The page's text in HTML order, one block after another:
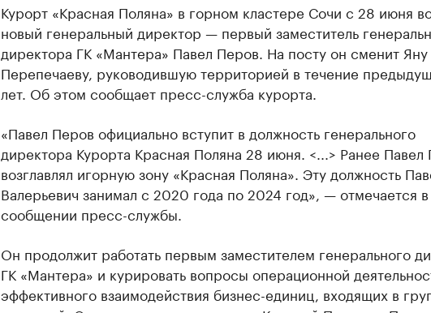
Курорт «Красная Поляна» в горном кластере Сочи с 28 июня
новый генеральный директор — первый заместитель
директора ГК «Мантера» Павел Перов. На посту он сменит Яну
Перепечаеву, руководившую территорией в течение
лет. Об этом сообщает пресс-служба курорта.
«Павел Перов официально вступит в должность генерального
директора Курорта Красная Поляна 28 июня. <...> Ранее Павел
возглавлял игорную зону «Красная Поляна». Эту должность
Валерьевич занимал с 2020 года по 2024 год», — отмечается в
сообщении пресс-службы.
Он продолжит работать первым заместителем генерального
ГК «Мантера» и курировать вопросы операционной
эффективного взаимодействия бизнес-единиц, входящих в